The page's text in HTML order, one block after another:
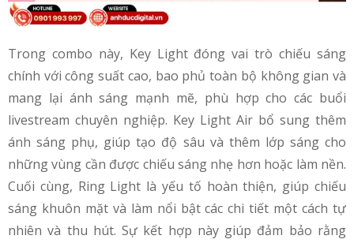
Trong combo này, Key Light đóng vai trò chiếu sáng
chính với công suất cao, bao phủ toàn bộ không gian và
mang lại ánh sáng mạnh mẽ, phù hợp cho các buổi
livestream chuyên nghiệp. Key Light Air bổ sung thêm
ánh sáng phụ, giúp tạo độ sâu và thêm lớp sáng cho
những vùng cần được chiếu sáng nhẹ hơn hoặc làm nền.
Cuối cùng, Ring Light là yếu tố hoàn thiện, giúp chiếu
sáng khuôn mặt và làm nổi bật các chi tiết một cách tự
nhiên và thu hút. Sự kết hợp này giúp đảm bảo rằng